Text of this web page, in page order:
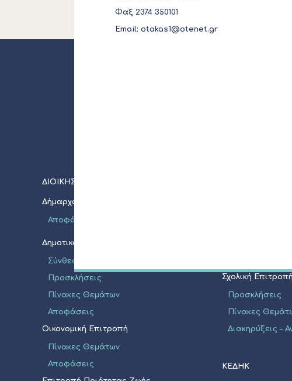
Φαξ 2374 350101
Email: otakas1@otenet.gr
ΔΙΟΙΚΗΣΗ
Δήμαρχος
Αποφάσεις
Δημοτικό Συμβούλιο
Σύνθεση
Προσκλήσεις
Πίνακες Θεμάτων
Αποφάσεις
Οικονομική Επιτροπή
Πίνακες Θεμάτων
Αποφάσεις
Σχολική
Προσκλήσεις
Πίνακες
Διακηρύξεις –
ΚΕΔΗΚ